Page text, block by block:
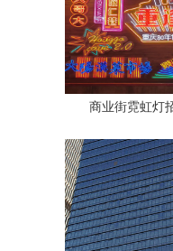
商业街霓虹灯